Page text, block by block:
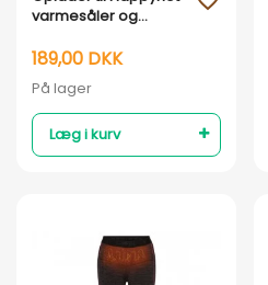
varmesåler og
USB / USB Micro 5V
189,00 DKK
På lager
Læg i kurv